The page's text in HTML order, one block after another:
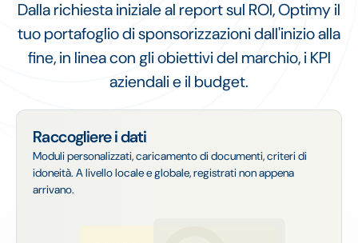
Dalla richiesta iniziale al report sul ROI, Optimy il
tuo portafoglio di sponsorizzazioni dall'inizio alla
fine, in linea con gli obiettivi del marchio, i KPI
aziendali e il budget.
Raccogliere i dati
Moduli personalizzati, caricamento di documenti, criteri di
idoneità. A livello locale e globale, registrati non appena
arrivano.